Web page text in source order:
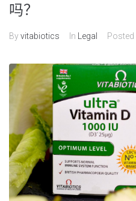
吗？
Byvitabiotics In Legal Posted